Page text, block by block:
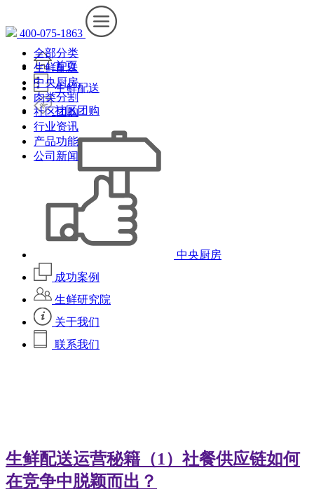
400-075-1863
首页
生鲜配送
社区团购
中央厨房
成功案例
生鲜研究院
关于我们
联系我们
全部分类
生鲜配送
中央厨房
肉类分割
社区团购
行业资讯
产品功能
公司新闻
生鲜配送运营秘籍（1）社餐供应链如何
在竞争中脱颖而出？